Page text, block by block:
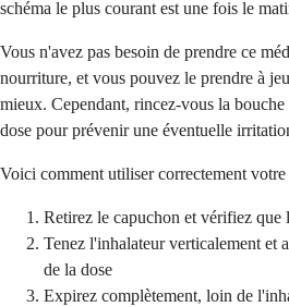
schéma le plus courant est une fois le
Vous n'avez pas besoin de prendre ce
nourriture, et vous pouvez le prendre à
mieux. Cependant, rincez-vous la bouche
dose pour prévenir une éventuelle
Voici comment utiliser correctement
Retirez le capuchon et vérifiez que
Tenez l'inhalateur verticalement et
de la dose
Expirez complètement, loin de